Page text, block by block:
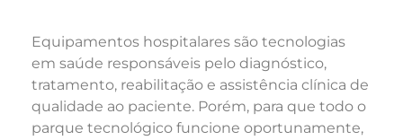
Equipamentos hospitalares são tecnologias
em saúde responsáveis pelo diagnóstico,
tratamento, reabilitação e assistência clínica de
qualidade ao paciente. Porém, para que todo o
parque tecnológico funcione oportunamente,